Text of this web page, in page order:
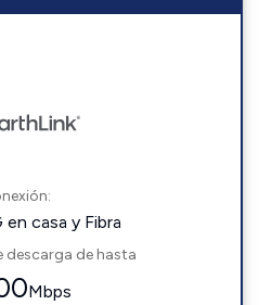
casa y Fibra
descarga de hasta
Mbps